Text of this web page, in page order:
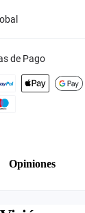
de Pago
Opiniones